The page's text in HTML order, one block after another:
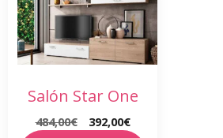
Salón Star One
484,00€ 392,00€